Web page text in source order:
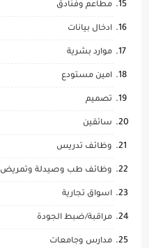
مطاعم وفنادق
ادخال بيانات
موارد بشرية
امين مستودع
تصميم
سائقين
وظائف تدريس
وظائف طب وصيدلة وتمريض
اسواق تجارية
مراقبة/ضبط الجودة
مدارس وجامعات